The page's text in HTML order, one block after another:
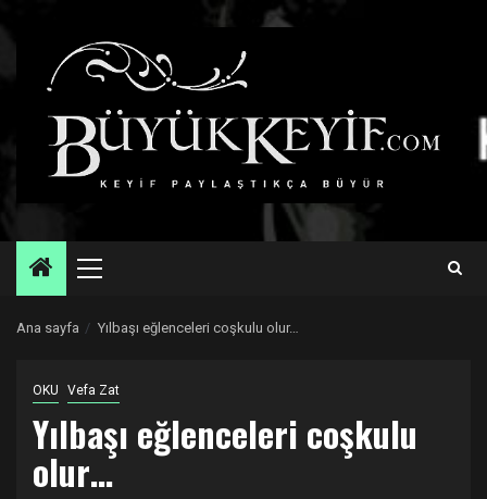
Primary
Ana sayfa Yılbaşı eğlenceleri coşkulu olur…
OKU Vefa Zat
Yılbaşı eğlenceleri coşkulu
olur…